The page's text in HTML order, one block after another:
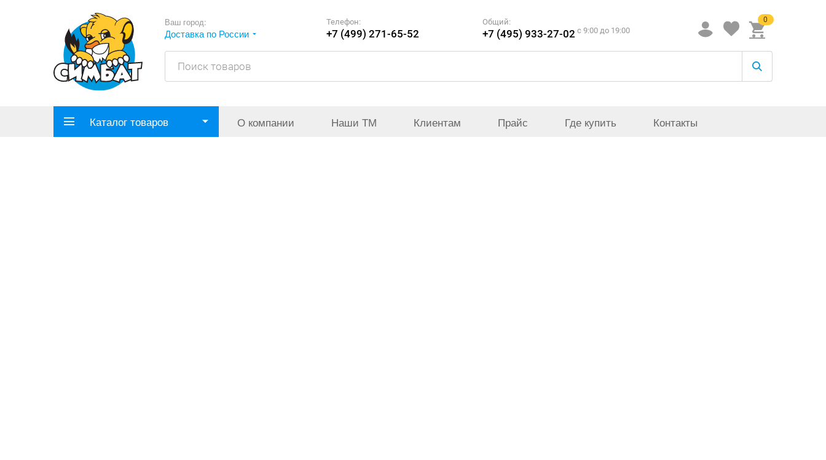
Ваш город:
Доставка по России
Телефон:
+7 (499) 271-65-52
Общий:
+7 (495) 933-27-02 c 9:00 до 19:00
0
Каталог товаров О компании Наши ТМ Клиентам Прайс Где купить Контакты